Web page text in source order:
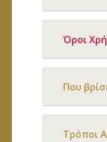
Όροι
Που
Τρόποι